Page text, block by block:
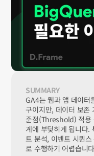
SUMMARY
GA4는 웹과 앱 데이터
구이지만, 데이터 보존
준점(Threshold) 적용
계에 부딪히게 됩니다.
트 분석, 이벤트 시퀀
로 수행하기 어렵습니